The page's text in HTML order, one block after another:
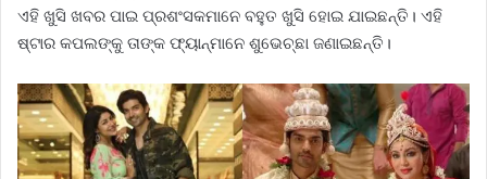
ଏହି ଖୁସି ଖବର ପାଇ ପ୍ରଶଂସକମାନେ ବହୁତ ଖୁସି ହୋଇ ଯାଇଛନ୍ତି। ଏହି
ଷ୍ଟାର କପଲଙ୍କୁ ତାଙ୍କ ଫ୍ୟାନ୍‌ମାନେ ଶୁଭେଚ୍ଛା ଜଣାଇଛନ୍ତି।